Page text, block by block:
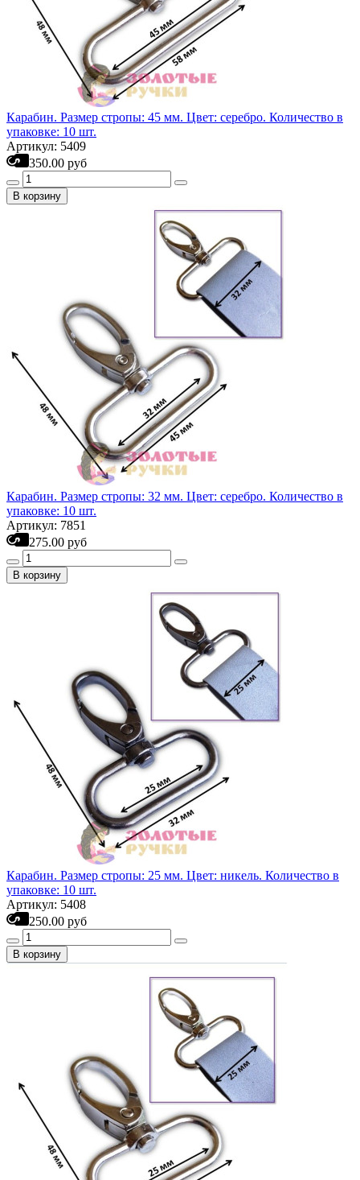
Карабин. Размер стропы: 45 мм. Цвет: серебро. Количество в
упаковке: 10 шт.
Артикул: 5409
350.00 руб
В корзину
Карабин. Размер стропы: 32 мм. Цвет: серебро. Количество в
упаковке: 10 шт.
Артикул: 7851
275.00 руб
В корзину
Карабин. Размер стропы: 25 мм. Цвет: никель. Количество в
упаковке: 10 шт.
Артикул: 5408
250.00 руб
В корзину